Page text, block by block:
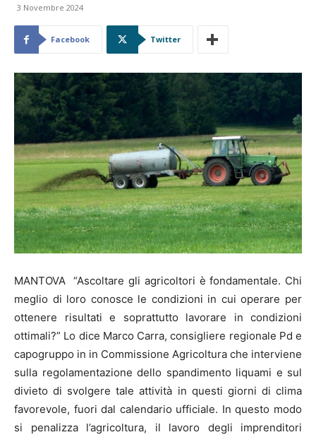
3 Novembre 2024
Facebook Twitter
MANTOVA “Ascoltare gli agricoltori è fondamentale. Chi
meglio di loro conosce le condizioni in cui operare per
ottenere risultati e soprattutto lavorare in condizioni
ottimali?” Lo dice Marco Carra, consigliere regionale Pd e
capogruppo in in Commissione Agricoltura che interviene
sulla regolamentazione dello spandimento liquami e sul
divieto di svolgere tale attività in questi giorni di clima
favorevole, fuori dal calendario ufficiale. In questo modo
si penalizza l’agricoltura, il lavoro degli imprenditori